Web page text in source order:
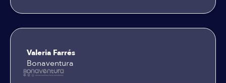
Valeria Farrés
Bonaventura